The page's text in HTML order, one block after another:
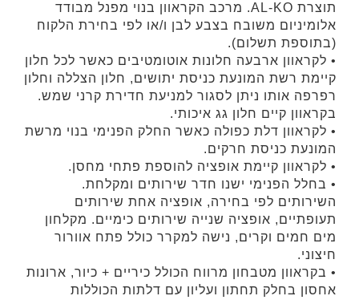
תוצרת AL-KO. מרכב הקראוון בנוי מפנל מבודד
אלומיניום משובח בצבע לבן ו/או לפי בחירת הלקוח
(בתוספת תשלום).
• לקראוון ארבעה חלונות אוטומטיבים כאשר לכל חלון
קיימת רשת המונעת כניסת יתושים, חלון הצללה וחלון
רפרפה אותו ניתן לסגור למניעת חדירת קרני שמש.
בקראוון קיים חלון גג איכותי.
• לקראוון דלת כפולה כאשר החלק הפנימי בנוי מרשת
המונעת כניסת חרקים.
• לקראוון קיימת אופציה להוספת פתחי מחסן.
• בחלל הפנימי ישנו חדר שירותים ומקלחת.
השירותים לפי בחירה, אופציה אחת שירותים
תעופתיים, אופציה שנייה שירותים כימיים. מקלחון
מים חמים וקרים, נישה למקרר כולל פתח אוורור
חיצוני.
• בקראוון מטבחון מרווח הכולל כיריים + כיור, ארונות
אחסון בחלק תחתון ועליון עם דלתות הכוללות